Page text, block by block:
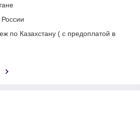
по Казахстану ( с предоплатой в